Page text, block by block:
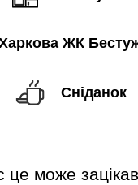
ЖК
Сніданок
це може